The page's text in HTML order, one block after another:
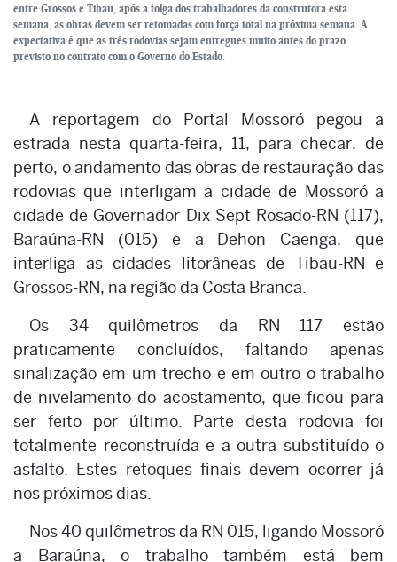
entre Grossos e Tibau, após a folga dos trabalhadores da construtora esta
semana, as obras devem ser retomadas com força total na próxima semana. A
expectativa é que as três rodovias sejam entregues muito antes do prazo
previsto no contrato com o Governo do Estado.
A reportagem do Portal Mossoró pegou a
estrada nesta quarta-feira, 11, para checar, de
perto, o andamento das obras de restauração das
rodovias que interligam a cidade de Mossoró a
cidade de Governador Dix Sept Rosado-RN (117),
Baraúna-RN (015) e a Dehon Caenga, que
interliga as cidades litorâneas de Tibau-RN e
Grossos-RN, na região da Costa Branca.
Os 34 quilômetros da RN 117 estão
praticamente concluídos, faltando apenas
sinalização em um trecho e em outro o trabalho
de nivelamento do acostamento, que ficou para
ser feito por último. Parte desta rodovia foi
totalmente reconstruída e a outra substituído o
asfalto. Estes retoques finais devem ocorrer já
nos próximos dias.
Nos 40 quilômetros da RN 015, ligando Mossoró
a Baraúna, o trabalho também está bem